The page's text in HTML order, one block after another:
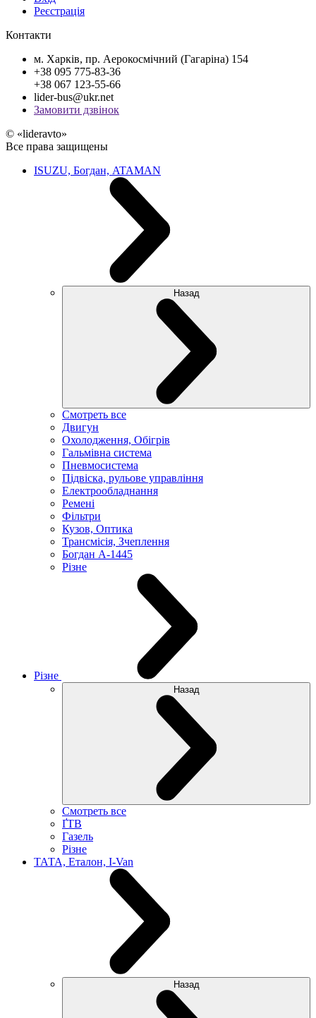
Реєстрація
Контакти
м. Харків, пр. Аерокосмічний (Гагаріна) 154
+38 095 775-83-36
+38 067 123-55-66
lider-bus@ukr.net
Замовити дзвінок
© «lideravto»
Все права защищены
ISUZU, Богдан, ATAMAN
Назад
Смотреть все
Двигун
Охолодження, Обігрів
Гальмівна система
Пневмосистема
Підвіска, рульове управління
Електрообладнання
Ремені
Фільтри
Кузов, Оптика
Трансмісія, Зчеплення
Богдан А-1445
Різне
Різне
Назад
Смотреть все
ҐТВ
Газель
Різне
ТАТА, Еталон, I-Van
Назад